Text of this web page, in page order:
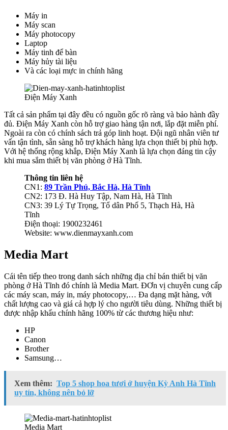
Máy in
Máy scan
Máy photocopy
Laptop
Máy tinh để bàn
Máy hủy tài liệu
Và các loại mực in chính hãng
Điện Máy Xanh
Tất cả sản phẩm tại đây đều có nguồn gốc rõ ràng và bảo hành đầy
đủ. Điện Máy Xanh còn hỗ trợ giao hàng tận nơi, lắp đặt miễn phí.
Ngoài ra còn có chính sách trả góp linh hoạt. Đội ngũ nhân viên tư
vấn tận tình, sẵn sàng hỗ trợ khách hàng lựa chọn thiết bị phù hợp.
Với hệ thống rộng khắp, Điện Máy Xanh là lựa chọn đáng tin cậy
khi mua sắm thiết bị văn phòng ở Hà Tĩnh.
Thông tin liên hệ
CN1: 89 Trần Phú, Bắc Hà, Hà Tĩnh
CN2: 173 Đ. Hà Huy Tập, Nam Hà, Hà Tĩnh
CN3: 39 Lý Tự Trọng, Tổ dân Phố 5, Thạch Hà, Hà
Tĩnh
Điện thoại: 1900232461
Website: www.dienmayxanh.com
Media Mart
Cái tên tiếp theo trong danh sách những địa chỉ bán thiết bị văn
phòng ở Hà Tĩnh đó chính là Media Mart. ĐƠn vị chuyên cung cấp
các máy scan, máy in, máy photocopy,… Đa dạng mặt hàng, với
chất lượng cao và giá cả hợp lý cho người tiêu dùng. Những thiết bị
được nhập khẩu chính hãng 100% từ các thương hiệu như:
HP
Canon
Brother
Samsung…
Xem thêm: Top 5 shop hoa tươi ở huyện Kỳ Anh Hà Tĩnh
uy tín, không nên bỏ lỡ
Media Mart